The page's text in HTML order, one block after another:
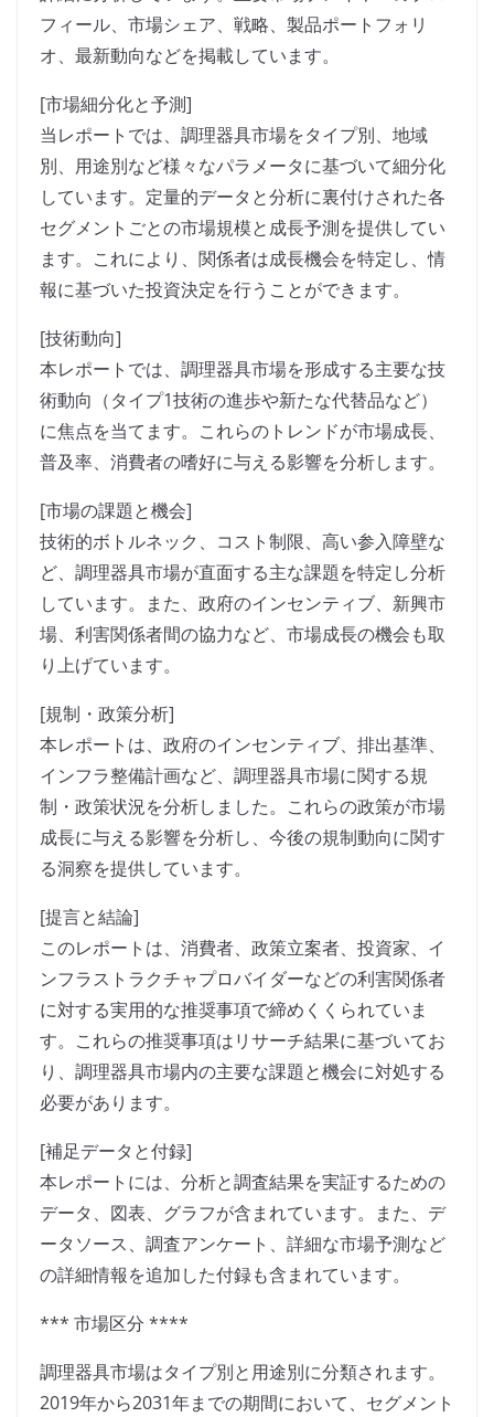
フィール、市場シェア、戦略、製品ポートフォリ
オ、最新動向などを掲載しています。
[市場細分化と予測]
当レポートでは、調理器具市場をタイプ別、地域
別、用途別など様々なパラメータに基づいて細分化
しています。定量的データと分析に裏付けされた各
セグメントごとの市場規模と成長予測を提供してい
ます。これにより、関係者は成長機会を特定し、情
報に基づいた投資決定を行うことができます。
[技術動向]
本レポートでは、調理器具市場を形成する主要な技
術動向（タイプ1技術の進歩や新たな代替品など）
に焦点を当てます。これらのトレンドが市場成長、
普及率、消費者の嗜好に与える影響を分析します。
[市場の課題と機会]
技術的ボトルネック、コスト制限、高い参入障壁な
ど、調理器具市場が直面する主な課題を特定し分析
しています。また、政府のインセンティブ、新興市
場、利害関係者間の協力など、市場成長の機会も取
り上げています。
[規制・政策分析]
本レポートは、政府のインセンティブ、排出基準、
インフラ整備計画など、調理器具市場に関する規
制・政策状況を分析しました。これらの政策が市場
成長に与える影響を分析し、今後の規制動向に関す
る洞察を提供しています。
[提言と結論]
このレポートは、消費者、政策立案者、投資家、イ
ンフラストラクチャプロバイダーなどの利害関係者
に対する実用的な推奨事項で締めくくられていま
す。これらの推奨事項はリサーチ結果に基づいてお
り、調理器具市場内の主要な課題と機会に対処する
必要があります。
[補足データと付録]
本レポートには、分析と調査結果を実証するための
データ、図表、グラフが含まれています。また、デ
ータソース、調査アンケート、詳細な市場予測など
の詳細情報を追加した付録も含まれています。
*** 市場区分 ****
調理器具市場はタイプ別と用途別に分類されます。
2019年から2031年までの期間において、セグメント